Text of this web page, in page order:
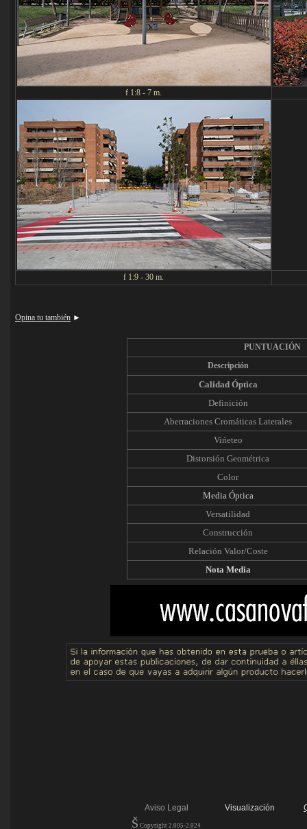
f 1:8 - 7 m.
f 1:9 - 30 m.
Opina tu también ►
PUNTUACIÓN
Descripción
Calidad Óptica
Definición
Aberraciones Cromáticas Laterales
Vińeteo
Distorsión Geométrica
Color
Media Óptica
Versatilidad
Construcción
Relación Valor/Coste
Nota Media